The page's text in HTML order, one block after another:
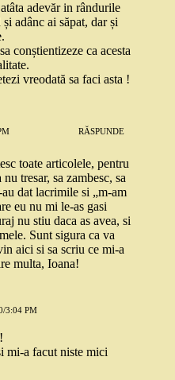
adevăr in rândurile
adânc ai săpat, dar și
conștientizeze ca acesta
vreodată sa faci asta !
RĂSPUNDE
toate articolele, pentru
tresar, sa zambesc, sa
dat lacrimile si „m-am
eu nu mi le-as gasi
nu stiu daca as avea, si
Sunt sigura ca va
aici si sa scriu ce mi-a
multa, Ioana!
3:04 PM
mi-a facut niste mici